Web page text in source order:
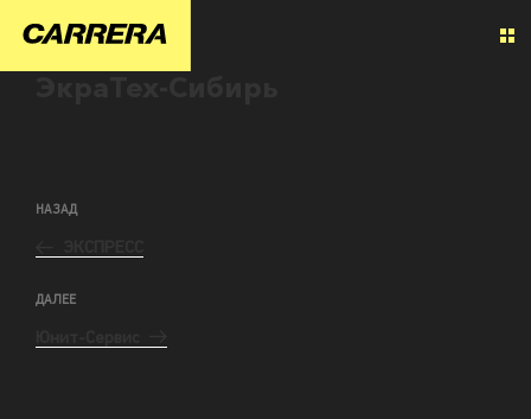
НАЗАД
ДАЛЕЕ